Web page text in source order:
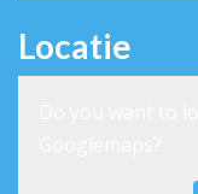
Locatie